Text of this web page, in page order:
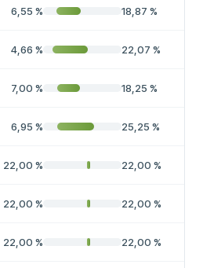
6,55 % 18,87 %
4,66 % 22,07 %
7,00 % 18,25 %
6,95 % 25,25 %
22,00 % 22,00 %
22,00 % 22,00 %
22,00 % 22,00 %